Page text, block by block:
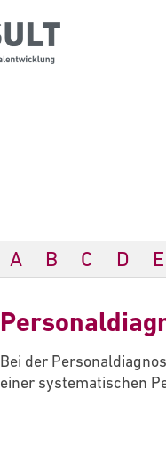
A B C D E
Bei der
einer systematischen